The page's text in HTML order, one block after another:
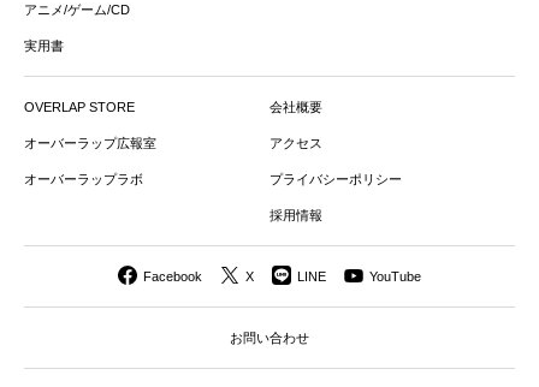
アニメ/ゲーム/CD
実用書
OVERLAP STORE
オーバーラップ広報室
オーバーラップラボ
会社概要
アクセス
プライバシーポリシー
採用情報
Facebook X LINE YouTube
お問い合わせ